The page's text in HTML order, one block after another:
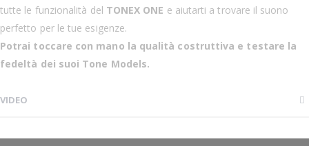
tutte le funzionalità del TONEX ONE e aiutarti a trovare il suono
perfetto per le tue esigenze.
Potrai toccare con mano la qualità costruttiva e testare la
fedeltà dei suoi Tone Models.
VIDEO